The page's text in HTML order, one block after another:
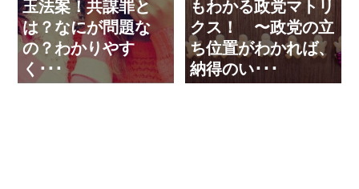
玉法案！共謀罪と
は？なにが問題な
の？わかりやす
く･･･
もわかる政党マトリ
クス！ 〜政党の立
ち位置がわかれば、
納得のい･･･